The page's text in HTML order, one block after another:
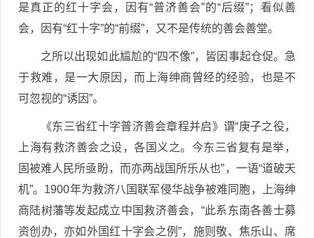
是真正的红十字会，因有“普济善会”的“后缀”；看似善
会，因有“红十字”的“前缀”，又不是传统的善会善堂。
之所以出现如此尴尬的“四不像”，皆因事起仓促。急
于救难，是一大原因，而上海绅商曾经的经验，也是不
可忽视的“诱因”。
《东三省红十字普济善会章程并启》谓“庚子之役，
上海有救济善会之设，各国义之。今东三省复有是举，
固被难人民所亟盼，而亦两战国所乐从也”，一语“道破天
机”。1900年为救济八国联军侵华战争被难同胞，上海绅
商陆树藩等发起成立中国救济善会，“此系东南各善士募
资创办，亦如外国红十字会之例”，施则敬、焦乐山、席